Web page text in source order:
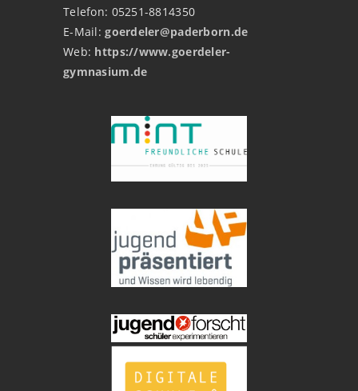
Telefon: 05251-8814350
E-Mail:goerdeler@paderborn.de
Web: https://www.goerdeler-
gymnasium.de